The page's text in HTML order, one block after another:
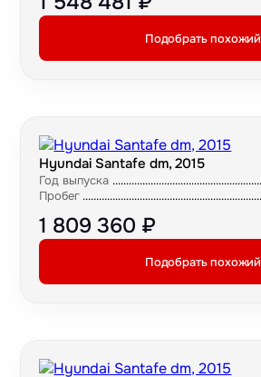
Подобрать похожий
Hyundai Santafe dm, 2015
Год выпуска
Пробег
1 809 360 ₽
Подобрать похожий